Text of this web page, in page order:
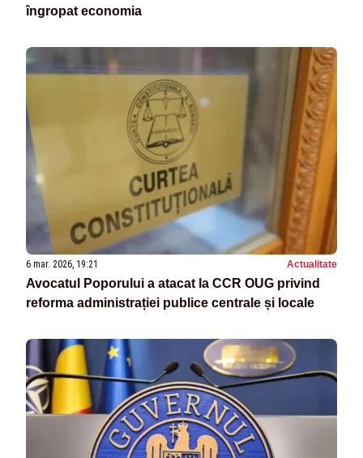
îngropat economia
6 mar. 2026, 19:21 Actualitate
Avocatul Poporului a atacat la CCR OUG privind
reforma administrației publice centrale și locale